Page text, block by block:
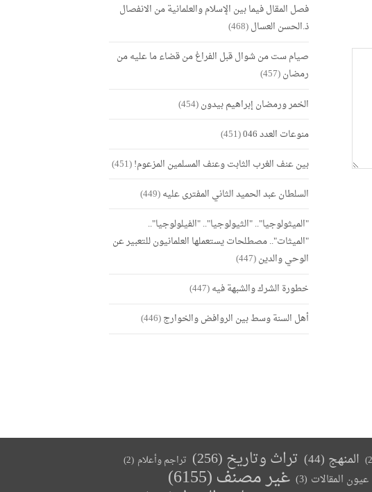
فصل المقال فيما بين الإسلام والعلمانية من الانفصال
ذ.الحسن العسال(468)
صيام ست من شوال قبل الفراغ من قضاء ما عليه من
رمضان(457)
الخمر ورمضان إبراهيم بيدون(454)
منوعات العدد 046
(451)
بين عنف الغرب الثابت وعنف المسلمين المزعوم!(451)
السلطان عبد الحميد الثاني المفترى عليه(449)
"الميثولوجيا".. "الثيولوجيا".. "الفيلولوجيا"..
"الميثات".. مصطلحات يستعملها العلمانيون للتعبير عن
الوحي والدين(447)
خطورة الشرك والشبهة فيه(447)
أهل السنة وسط بين الروافض والخوارج(446)
المنهج (44) تراث وتاريخ(256) تراجم وأعلام (2)
عيون المقالات (3) غير مصنف(6155)